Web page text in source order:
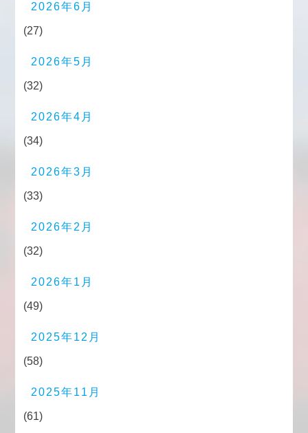
2026年6月
(27)
2026年5月
(32)
2026年4月
(34)
2026年3月
(33)
2026年2月
(32)
2026年1月
(49)
2025年12月
(58)
2025年11月
(61)